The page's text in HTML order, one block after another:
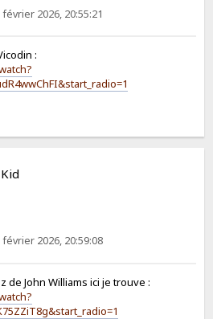
février 2026, 20:55:21
:
février 2026, 20:59:08
de John Williams ici je trouve :